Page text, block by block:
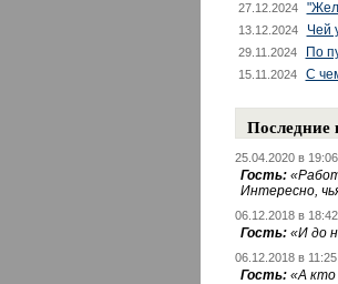
27.12.2024
13.12.2024 Чей
29.11.2024 По
15.11.2024 С
Последние
25.04.2020 в 19:06
Гость: «
Интересно,
06.12.2018 в 18:42
Гость: «И до
06.12.2018 в 11:25
Гость: «А кто